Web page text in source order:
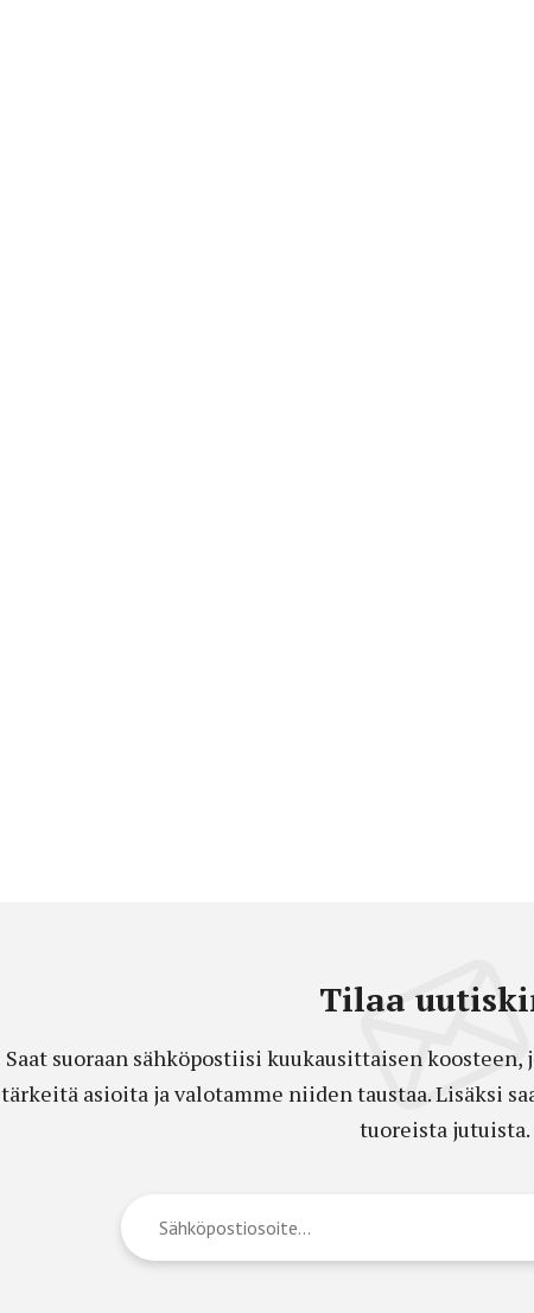
Tilaa
Saat suoraan sähköpostiisi kuukausittaisen
tärkeitä asioita ja valotamme niiden taustaa. Lisäksi
tuoreista jutuista.